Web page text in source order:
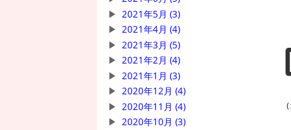
2021年5月 (3)
2021年4月 (4)
2021年3月 (5)
2021年2月 (4)
2021年1月 (3)
2020年12月 (4)
2020年11月 (4)
2020年10月 (3)
(